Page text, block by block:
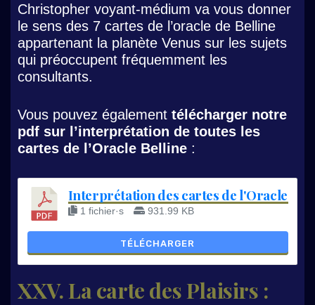
Christopher voyant-médium va vous donner
le sens des 7 cartes de l’oracle de Belline
appartenant la planète Venus sur les sujets
qui préoccupent fréquemment les
consultants.
Vous pouvez également télécharger notre
pdf sur l’interprétation de toutes les
cartes de l’Oracle Belline :
Interprétation des cartes de l'Oracle
1 fichier·s 931.99 KB
TÉLÉCHARGER
XXV. La carte des Plaisirs :